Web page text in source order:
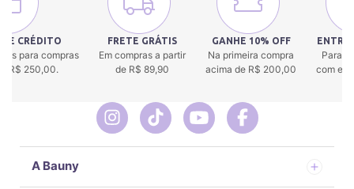
CRÉDITO
para compras
R$ 250,00.
FRETE GRÁTIS
Em compras a partir
de R$ 89,90
GANHE 10% OFF
Na primeira compra
acima de R$ 200,00
Para
com
A Bauny